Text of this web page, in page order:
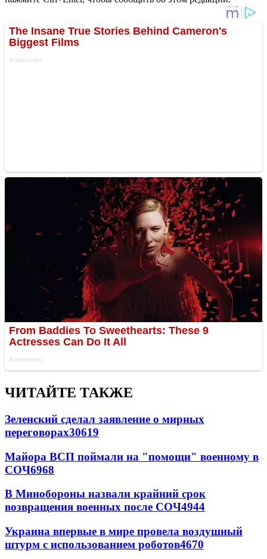
ЧИТАЙТЕ ТАКЖЕ
Зеленский сделал заявление о мирных
переговорах30619
Майора ВСП поймали на "помощи" военному в
СОЧ6968
В Минобороны назвали крайний срок
возвращения военных после СОЧ4944
Украина впервые в мире провела воздушный
штурм с использованием роботов4670